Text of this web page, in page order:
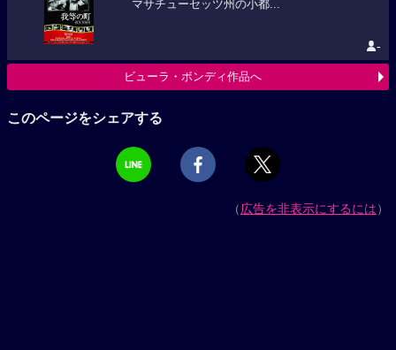
マサチューセッツ州の小都...
-
ビューラ・ボンディ作品へ
このページをシェアする
（広告を非表示にするには）